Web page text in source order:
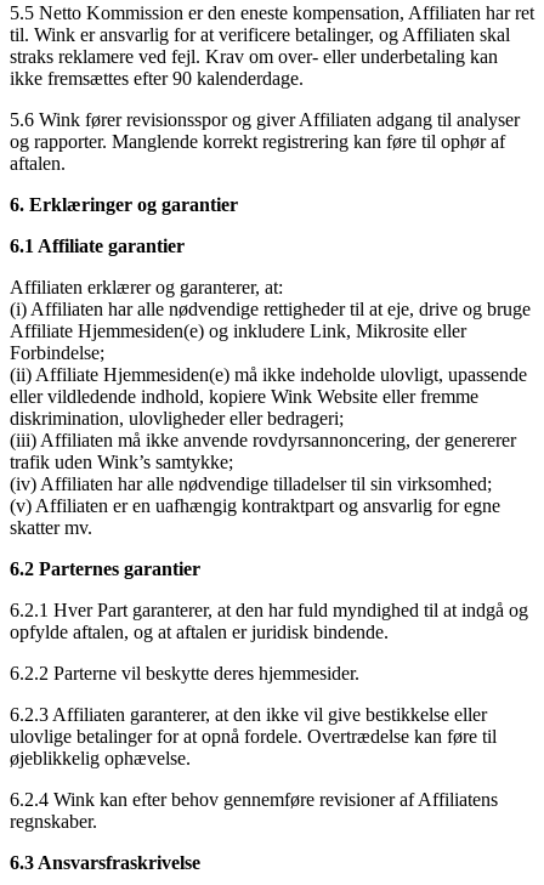
5.5 Netto Kommission er den eneste kompensation, Affiliaten har ret
til. Wink er ansvarlig for at verificere betalinger, og Affiliaten skal
straks reklamere ved fejl. Krav om over- eller underbetaling kan
ikke fremsættes efter 90 kalenderdage.
5.6 Wink fører revisionsspor og giver Affiliaten adgang til analyser
og rapporter. Manglende korrekt registrering kan føre til ophør af
aftalen.
6. Erklæringer og garantier
6.1 Affiliate garantier
Affiliaten erklærer og garanterer, at:
(i) Affiliaten har alle nødvendige rettigheder til at eje, drive og bruge
Affiliate Hjemmesiden(e) og inkludere Link, Mikrosite eller
Forbindelse;
(ii) Affiliate Hjemmesiden(e) må ikke indeholde ulovligt, upassende
eller vildledende indhold, kopiere Wink Website eller fremme
diskrimination, ulovligheder eller bedrageri;
(iii) Affiliaten må ikke anvende rovdyrsannoncering, der genererer
trafik uden Wink’s samtykke;
(iv) Affiliaten har alle nødvendige tilladelser til sin virksomhed;
(v) Affiliaten er en uafhængig kontraktpart og ansvarlig for egne
skatter mv.
6.2 Parternes garantier
6.2.1 Hver Part garanterer, at den har fuld myndighed til at indgå og
opfylde aftalen, og at aftalen er juridisk bindende.
6.2.2 Parterne vil beskytte deres hjemmesider.
6.2.3 Affiliaten garanterer, at den ikke vil give bestikkelse eller
ulovlige betalinger for at opnå fordele. Overtrædelse kan føre til
øjeblikkelig ophævelse.
6.2.4 Wink kan efter behov gennemføre revisioner af Affiliatens
regnskaber.
6.3 Ansvarsfraskrivelse